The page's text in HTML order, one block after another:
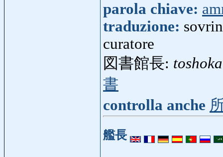
parola chiave:
traduzione:
curatore
図書館長:
書
controlla anche
艦長